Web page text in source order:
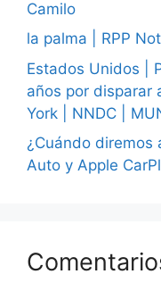
Camilo
la palma | RPP
Estados Unidos |
años por disparar
York | NNDC |
¿Cuándo diremos
Auto y Apple